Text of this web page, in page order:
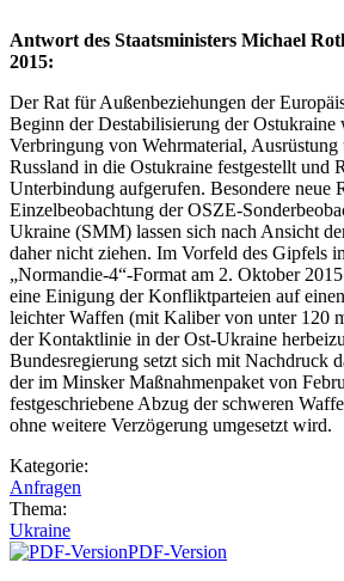
Antwort des Staatsministers Michael
2015:
Der Rat für Außenbeziehungen der
Beginn der Destabilisierung der Ostukraine
Verbringung von Wehrmaterial,
Russland in die Ostukraine festgestellt und
Unterbindung aufgerufen. Besondere neue
Einzelbeobachtung der OSZE-
Ukraine (SMM) lassen sich nach Ansicht
daher nicht ziehen. Im Vorfeld des Gipfels
„Normandie-4“-Format am 2. Oktober
eine Einigung der Konfliktparteien auf
leichter Waffen (mit Kaliber von unter 120
der Kontaktlinie in der Ost-Ukraine
Bundesregierung setzt sich mit Nachdruck
der im Minsker Maßnahmenpaket von
festgeschriebene Abzug der schweren
ohne weitere Verzögerung umgesetzt wird.
Kategorie:
Anfragen
Thema:
Ukraine
PDF-Version